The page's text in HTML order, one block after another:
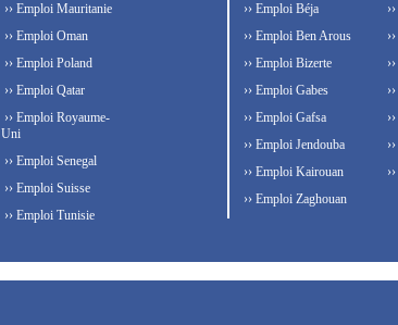
›› Emploi Mauritanie
›› Emploi Oman
›› Emploi Poland
›› Emploi Qatar
›› Emploi Royaume-
Uni
›› Emploi Senegal
›› Emploi Suisse
›› Emploi Tunisie
›› Emploi Béja
›› Emploi Ben Arous
›› Emploi Bizerte
›› Emploi Gabes
›› Emploi Gafsa
›› Emploi Jendouba
›› Emploi Kairouan
›› Emploi Zaghouan